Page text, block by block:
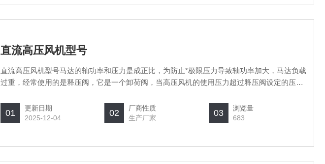
直流高压风机型号
直流高压风机型号马达的轴功率和压力是成正比，为防止*极限压力导致轴功率加大，马达负载
过重，经常使用的是释压阀，它是一个卸荷阀，当高压风机的使用压力超过释压阀设定的压力
01
更新日期
2025-12-04
02
厂商性质
生产厂家
03
浏览量
683